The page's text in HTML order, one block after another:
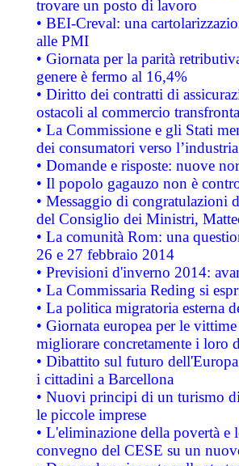
trovare un posto di lavoro
• BEI-Creval: una
alle PMI
• Giornata per la parità
genere è fermo al 16,4%
• Diritto dei contratti di
ostacoli al commercio
• La Commissione e gli Stati
dei consumatori verso
• Domande e risposte: nuove
• Il popolo gagauzo non è
• Messaggio di congratulazioni
del Consiglio dei Ministri,
• La comunità Rom: una
26 e 27 febbraio 2014
• Previsioni d'inverno 2014:
• La Commissaria Reding si
• La politica migratoria esterna
• Giornata europea per le
migliorare concretamente i loro
• Dibattito sul futuro
i cittadini a Barcellona
• Nuovi principi di un turismo
le piccole imprese
• L'eliminazione della povertà
convegno del CESE su un